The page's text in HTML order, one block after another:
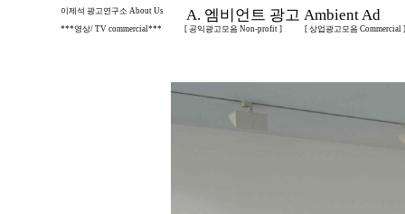
이제석 광고연구소 About Us A. 엠비언트 광고 Ambient Ad
***영상/ TV commercial*** [ 공익광고모음 Non-profit ] [ 상업광고모음 Commercial ]